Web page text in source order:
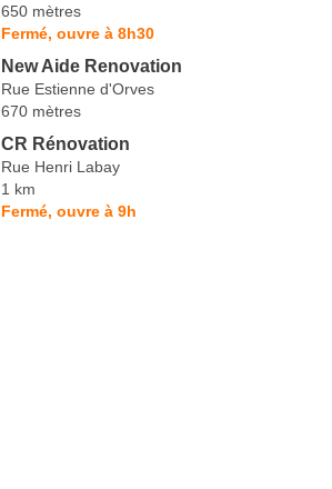
650 mètres
Fermé, ouvre à 8h30
New Aide Renovation
Rue Estienne d'Orves
670 mètres
CR Rénovation
Rue Henri Labay
1 km
Fermé, ouvre à 9h